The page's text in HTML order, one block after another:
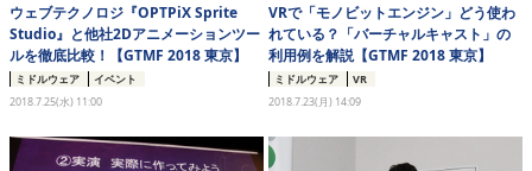
産業政策
連載
イベント/セミナー
eスポーツ
ウェブテクノロジ『OPTPiX Sprite
Studio』と他社2Dアニメーションツー
ルを徹底比較！【GTMF 2018 東京】
ミドルウェア
イベント
2018.7.25(水) 11:00
VRで「モノビットエンジン」どう使わ
れている？「バーチャルキャスト」の
利用例を解説【GTMF 2018 東京】
ミドルウェア
VR
2018.7.23(月) 14:09